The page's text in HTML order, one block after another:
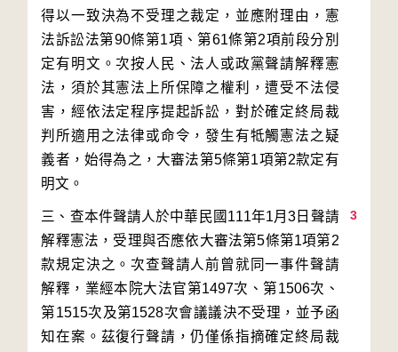
得以一致決為不受理之裁定，並應附理由，憲
法訴訟法第90條第1項、第61條第2項前段分別
定有明文。次按人民、法人或政黨聲請解釋憲
法，須於其憲法上所保障之權利，遭受不法侵
害，經依法定程序提起訴訟，對於確定終局裁
判所適用之法律或命令，發生有牴觸憲法之疑
義者，始得為之，大審法第5條第1項第2款定有
3
三、查本件聲請人於中華民國111年1月3日聲請
解釋憲法，受理與否應依大審法第5條第1項第2
款規定決之。次查聲請人前曾就同一事件聲請
解釋，業經本院大法官第1497次、第1506次、
第1515次及第1528次會議議決不受理，並予函
知在案。茲復行聲請，仍僅係指摘確定終局裁